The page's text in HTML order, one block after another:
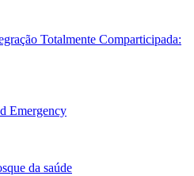
Totalmente Comparticipada:
Emergency
da saúde